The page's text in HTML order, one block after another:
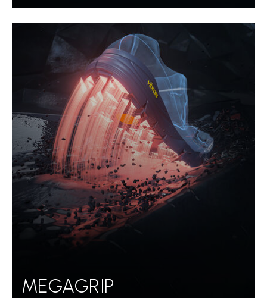
MEGAGRIP